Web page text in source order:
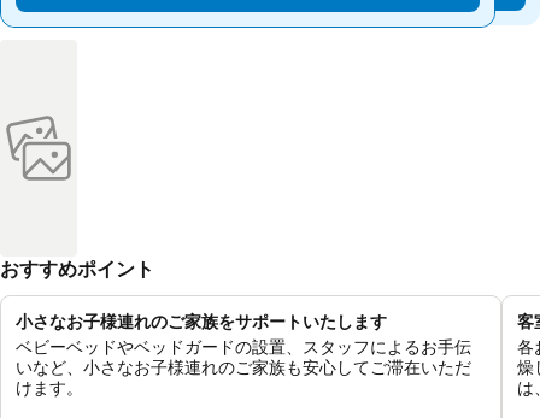
おすすめポイント
小さなお子様連れのご家族をサポートいたします
ベビーベッドやベッドガードの設置、スタッフによるお手伝
いなど、小さなお子様連れのご家族も安心してご滞在いただ
けます。
客
各
燥
は